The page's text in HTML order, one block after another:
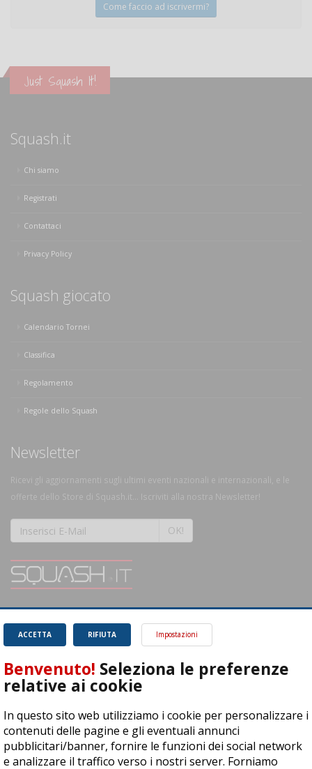
Come faccio ad iscrivermi?
Just Squash It!
Squash.it
Chi siamo
Registrati
Contattaci
Privacy Policy
Squash giocato
Calendario Tornei
Classifica
Regolamento
Regole dello Squash
Newsletter
Ricevi gli aggiornamenti sugli ultimi eventi nazionali e internazionali, e le
offerte dello Store di Squash.it... Iscriviti alla nostra Newsletter!
OK!
magnifico sport.
Leggi
RIFIUTA
ACCETTA Impostazioni
Benvenuto! Seleziona le preferenze
relative ai cookie
In questo sito web utilizziamo i cookie per personalizzare i
contenuti delle pagine e gli eventuali annunci
pubblicitari/banner, fornire le funzioni dei social network
e analizzare il traffico verso i nostri server. Forniamo
ASD Let's Sport - Via T. Olivelli 3, 25014 Castenedolo (BS) - P. Iva:
04278030988
© Copyright 2015 | All Rights Reserved - Powered byDynDevice